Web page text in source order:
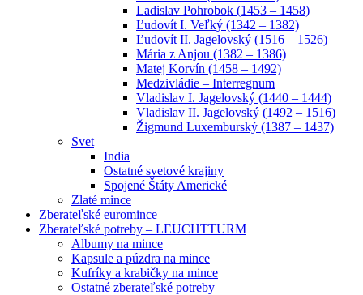
Ladislav Pohrobok (1453 – 1458)
Ľudovít I. Veľký (1342 – 1382)
Ľudovít II. Jagelovský (1516 – 1526)
Mária z Anjou (1382 – 1386)
Matej Korvín (1458 – 1492)
Medzivládie – Interregnum
Vladislav I. Jagelovský (1440 – 1444)
Vladislav II. Jagelovský (1492 – 1516)
Žigmund Luxemburský (1387 – 1437)
Svet
India
Ostatné svetové krajiny
Spojené Štáty Americké
Zlaté mince
Zberateľské euromince
Zberateľské potreby – LEUCHTTURM
Albumy na mince
Kapsule a púzdra na mince
Kufríky a krabičky na mince
Ostatné zberateľské potreby